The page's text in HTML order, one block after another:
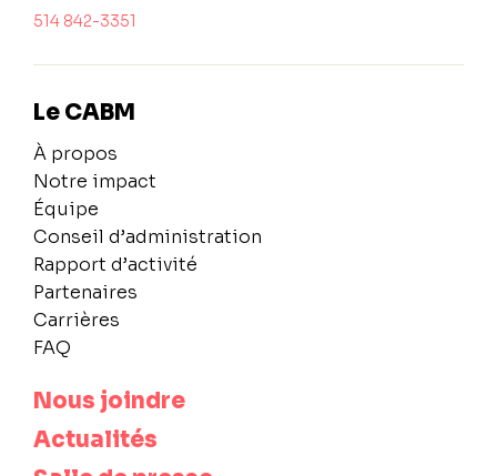
514 842-3351
Le CABM
À propos
Notre impact
Équipe
Conseil d’administration
Rapport d’activité
Partenaires
Carrières
FAQ
Nous joindre
Actualités